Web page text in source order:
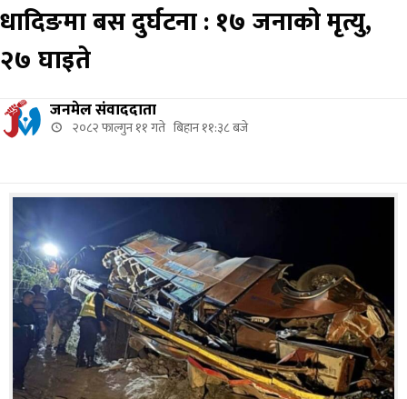
धादिङमा बस दुर्घटना : १७ जनाको मृत्यु,
२७ घाइते
जनमेल संवाददाता
२०८२ फाल्गुन ११ गते बिहान ११:३८ बजे